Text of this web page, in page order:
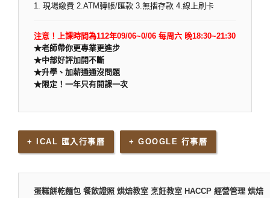
1. 現場繳費 2.ATM轉帳/匯款 3.無摺存款 4.線上刷卡
注意！上課時間為112年09/06~0/06 每周六 晚18:30~21:30
★老師帶你更專業更進步
★中部好評加開不斷
★升學、加薪通通沒問題
★限定！一年只有開課一次
+ ICAL 匯入行事曆 + GOOGLE 行事曆
蛋糕餅乾麵包 餐飲證照 烘焙教室 烹飪教室 HACCP 經營管理 烘焙